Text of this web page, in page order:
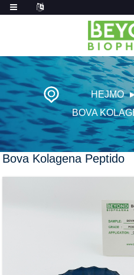
HEJMO
BOVA
Bova Kolagena Peptido